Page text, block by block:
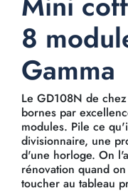
8
Gamma
Le GD108N de
bornes par
modules. Pile ce
divisionnaire, une
d'une horloge. On
rénovation quand
toucher au tableau